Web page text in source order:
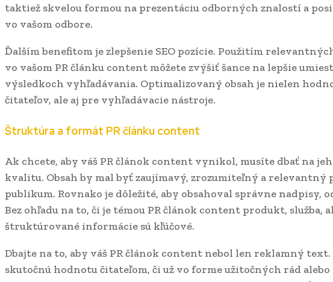
taktiež skvelou formou na prezentáciu odborných znalostí a
vo vašom odbore.
Ďalším benefitom je zlepšenie SEO pozície. Použitím
vo vašom PR článku content môžete zvýšiť šance na lepšie
výsledkoch vyhľadávania. Optimalizovaný obsah je nielen
čitateľov, ale aj pre vyhľadávacie nástroje.
Štruktúra a formát PR článku content
Ak chcete, aby váš PR článok content vynikol, musíte dbať na
kvalitu. Obsah by mal byť zaujímavý, zrozumiteľný a relevantný
publikum. Rovnako je dôležité, aby obsahoval správne nadpisy,
Bez ohľadu na to, či je témou PR článok content produkt, služba,
štruktúrované informácie sú kľúčové.
Dbajte na to, aby váš PR článok content nebol len reklamný
skutočnú hodnotu čitateľom, či už vo forme užitočných rád